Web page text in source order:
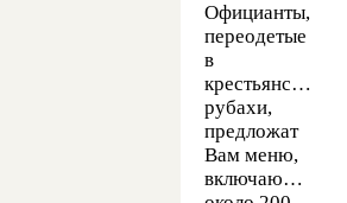
Официанты,
переодетые
в
крестьянские
рубахи,
предложат
Вам меню,
включающее